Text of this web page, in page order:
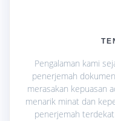
Pengalaman kami
penerjemah
merasakan kepuasan
menarik minat dan
penerjemah